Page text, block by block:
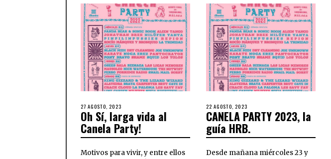
27 AGOSTO, 2023
Oh Sí, larga vida al
Canela Party!
Motivos para vivir, y entre ellos
22 AGOSTO, 2023
CANELA PARTY 2023, la
guía HRB.
Desde mañana miércoles 23 y